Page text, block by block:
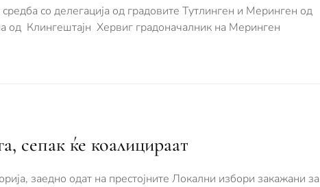
со делегација од градовите Тутлинген и Меринген од
од Клингештајн Хервиг градоначалник на Меринген
ќе коалицираат
заедно одат на престојните Локални избори закажани за